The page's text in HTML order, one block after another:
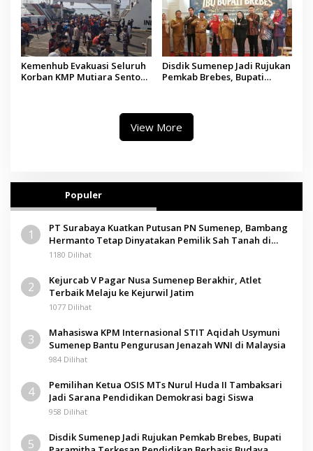
Kemenhub Evakuasi Seluruh
Korban KMP Mutiara Sentosa
Disdik Sumenep Jadi Rujukan
Pemkab Brebes, Bupati
View More
Populer
1
PT Surabaya Kuatkan Putusan PN Sumenep, Bambang
Hermanto Tetap Dinyatakan Pemilik Sah Tanah di
Pamolokan
1180 Dilihat
2
Kejurcab V Pagar Nusa Sumenep Berakhir, Atlet
Terbaik Melaju ke Kejurwil Jatim
1077 Dilihat
3
Mahasiswa KPM Internasional STIT Aqidah Usymuni
Sumenep Bantu Pengurusan Jenazah WNI di Malaysia
984 Dilihat
4
Pemilihan Ketua OSIS MTs Nurul Huda II Tambaksari
Jadi Sarana Pendidikan Demokrasi bagi Siswa
958 Dilihat
5
Disdik Sumenep Jadi Rujukan Pemkab Brebes, Bupati